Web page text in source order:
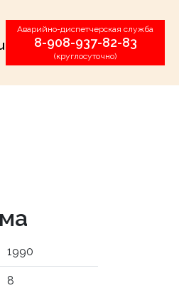
Аварийно-диспетчерская служба
8-908-937-82-83
(круглосуточно)
1990
8